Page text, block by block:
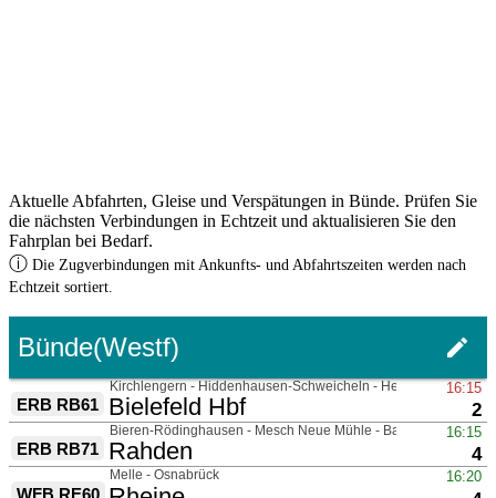
Aktuelle Abfahrten, Gleise und Verspätungen in Bünde. Prüfen Sie
die nächsten Verbindungen in Echtzeit und aktualisieren Sie den
Fahrplan bei Bedarf.
ⓘ Die Zugverbindungen mit Ankunfts- und Abfahrtszeiten werden nach
Echtzeit sortiert.